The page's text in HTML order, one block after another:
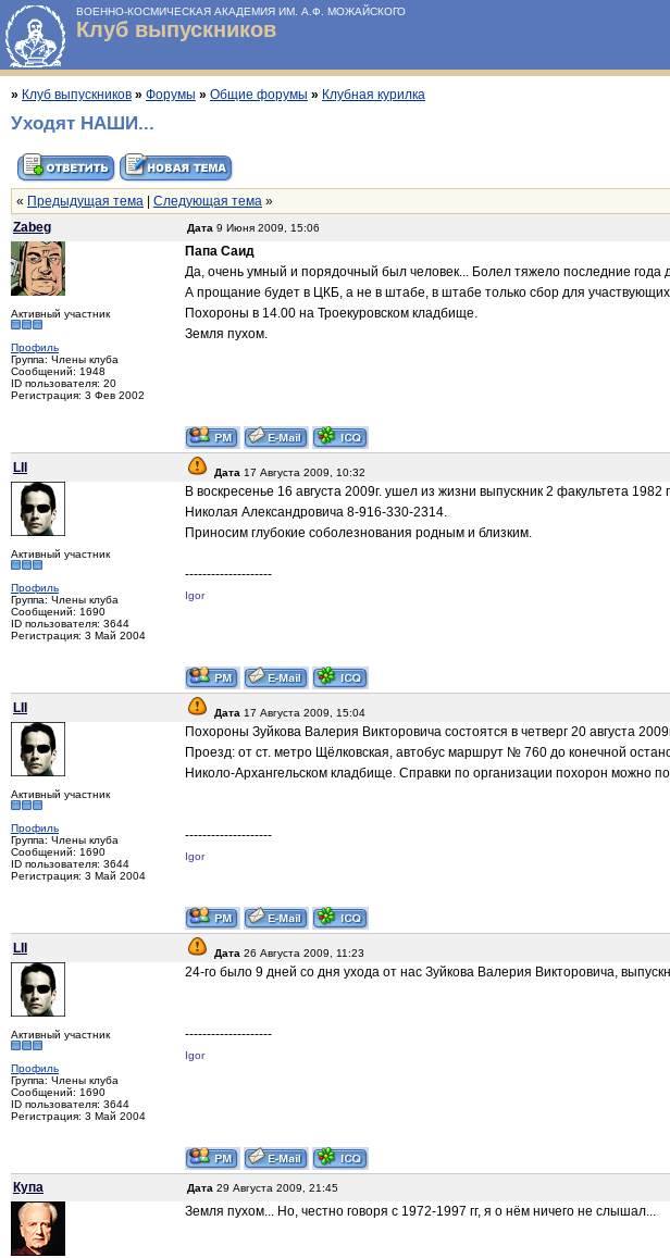
ВОЕННО-КОСМИЧЕСКАЯ АКАДЕМИЯ ИМ. А.Ф. МОЖАЙСКОГО
Клуб выпускников
» Клуб выпускников » Форумы » Общие форумы » Клубная курилка
Уходят НАШИ...
« Предыдущая тема Следующая тема »
Zabeg
Дата 9 Июня 2009, 15:06
Активный участник
Профиль
Группа: Члены клуба
Сообщений: 1948
ID пользователя: 20
Регистрация: 3 Фев 2002
Папа Саид
Да, очень умный и порядочный был человек... Болел тяжело последние года
А прощание будет в ЦКБ, а не в штабе, в штабе только сбор для
Похороны в 14.00 на Троекуровском кладбище.
Земля пухом.
LII
Дата 17 Августа 2009, 10:32
Активный участник
Профиль
Группа: Члены клуба
Сообщений: 1690
ID пользователя: 3644
Регистрация: 3 Май 2004
В воскресенье 16 августа 2009г. ушел из жизни выпускник 2 факультета
Николая Александровича 8-916-330-2314.
Приносим глубокие соболезнования родным и близким.
--------------------
Igor
LII
Дата 17 Августа 2009, 15:04
Активный участник
Профиль
Группа: Члены клуба
Сообщений: 1690
ID пользователя: 3644
Регистрация: 3 Май 2004
Похороны Зуйкова Валерия Викторовича состоятся в четверг 20 августа
Проезд: от ст. метро Щёлковская, автобус маршрут № 760 до конечной
Николо-Архангельском кладбище. Справки по организации похорон можно
--------------------
Igor
LII
Дата 26 Августа 2009, 11:23
Активный участник
Профиль
Группа: Члены клуба
Сообщений: 1690
ID пользователя: 3644
Регистрация: 3 Май 2004
24-го было 9 дней со дня ухода от нас Зуйкова Валерия Викторовича,
--------------------
Igor
Купа
Дата 29 Августа 2009, 21:45
Земля пухом... Но, честно говоря с 1972-1997 гг, я о нём ничего не слышал...